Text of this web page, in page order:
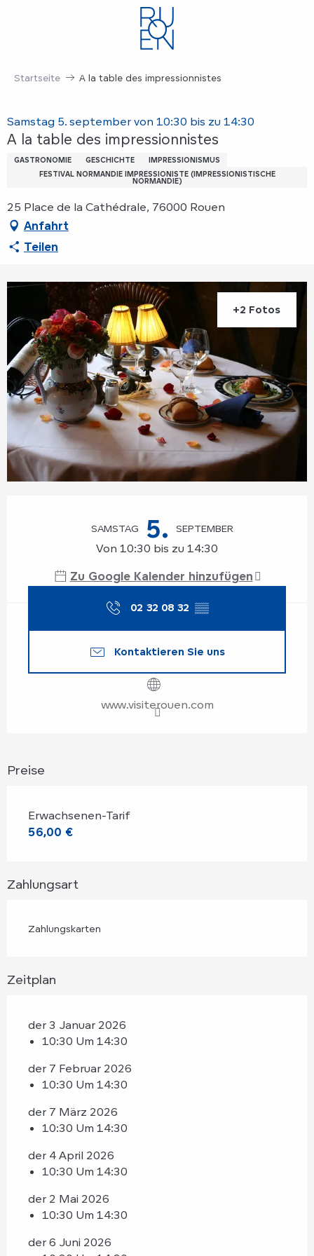
Startseite A la table des impressionnistes
Samstag 5. september von 10:30 bis zu 14:30
A la table des impressionnistes
GASTRONOMIE GESCHICHTE
IMPRESSIONISMUS
FESTIVAL NORMANDIE IMPRESSIONISTE (IMPRESSIONISTISCHE
NORMANDIE)
25 Place de la Cathédrale, 76000 Rouen
Anfahrt
Teilen
+2 Fotos
SAMSTAG 5. SEPTEMBER
Von 10:30 bis zu 14:30
Zu Google Kalender hinzufügen
02 32 08 32 ▒▒
Kontaktieren Sie uns
www.visiterouen.com
Preise
Erwachsenen-Tarif
56,00 €
Zahlungsart
Zahlungskarten
Zeitplan
der 3 Januar 2026
10:30 Um 14:30
der 7 Februar 2026
10:30 Um 14:30
der 7 März 2026
10:30 Um 14:30
der 4 April 2026
10:30 Um 14:30
der 2 Mai 2026
10:30 Um 14:30
der 6 Juni 2026